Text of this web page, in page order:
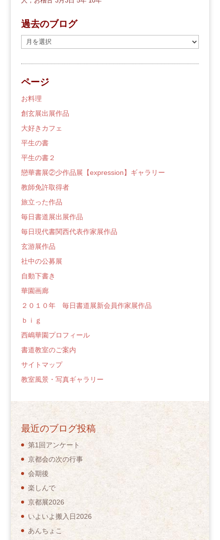
過去のブログ
去
の
ロ
グ
ページ
お料理
創玄展出展作品
大好きカフェ
平生の書
平生の書２
戀華書展②少作品展【expression】ギャラリー
教師免許取得者
旅立った作品
毎日書道展出展作品
毎日現代書関西代表作家展作品
玄游展作品
社中の公募展
自動下書き
華園画廊
２０１０年 毎日書道展新会員作家展作品
ｂｉｇ
西嶋華園プロフィール
書道教室のご案内
サイトマップ
教室風景・写真ギャラリー
最近のブログ投稿
第1回アンケート
京都会の次の行事
会期後
楽しんで
京都展2026
いよいよ搬入日2026
あんちょこ